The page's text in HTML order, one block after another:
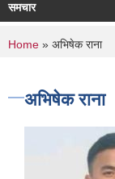
समचार
You are
Home » अभिषेक राना
अभिषेक राना